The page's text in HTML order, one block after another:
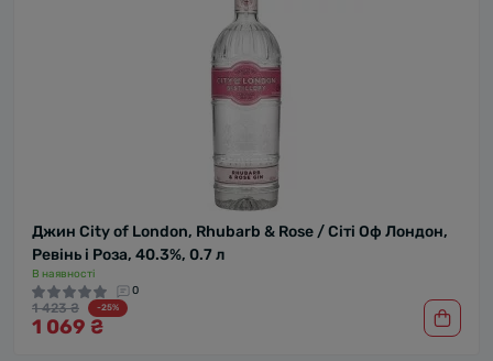
Джин City of London, Rhubarb & Rose / Сіті Оф Лондон,
Ревінь і Роза, 40.3%, 0.7 л
В наявності
0
1 423 ₴ -25%
1 069 ₴